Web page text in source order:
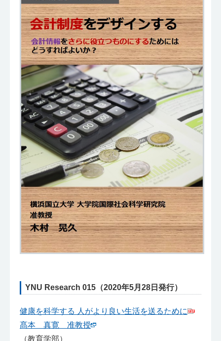
YNU Research 015（2020年5月28日発行）
健康を科学する 人がより良い生活を送るために
髙本 真寛 准教授
（教育学部）